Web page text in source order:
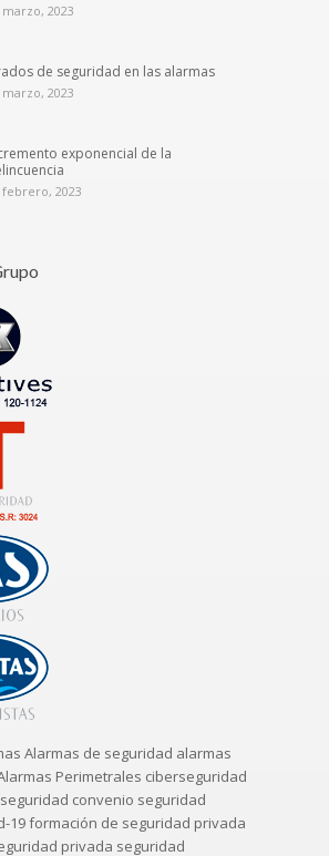
marzo, 2023
de seguridad en las alarmas
marzo, 2023
exponencial de la
febrero, 2023
Alarmas de seguridad alarmas
Perimetrales ciberseguridad
convenio seguridad
19formación de seguridad privada
privada seguridad